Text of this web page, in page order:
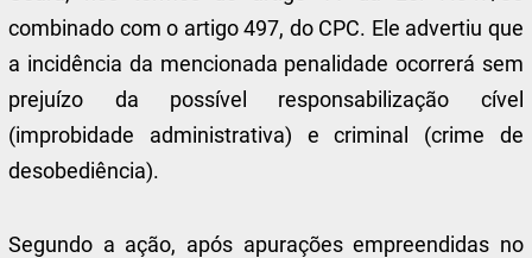
combinado com o artigo 497, do CPC. Ele advertiu que
a incidência da mencionada penalidade ocorrerá sem
prejuízo da possível responsabilização cível
(improbidade administrativa) e criminal (crime de
desobediência).
Segundo a ação, após apurações empreendidas no